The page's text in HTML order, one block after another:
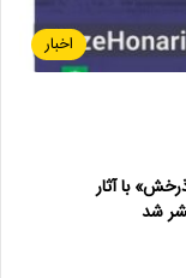
اخبار
با آثار
شد